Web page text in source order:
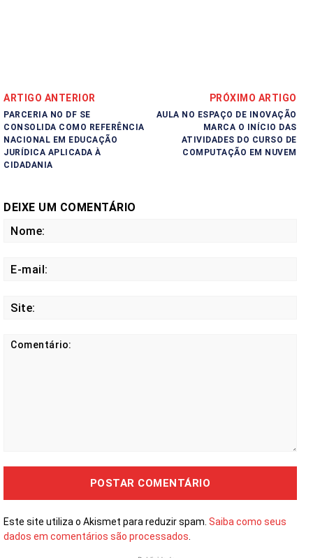
ARTIGO ANTERIOR
PARCERIA NO DF SE
CONSOLIDA COMO REFERÊNCIA
NACIONAL EM EDUCAÇÃO
JURÍDICA APLICADA À
CIDADANIA
PRÓXIMO ARTIGO
AULA NO ESPAÇO DE INOVAÇÃO
MARCA O INÍCIO DAS
ATIVIDADES DO CURSO DE
COMPUTAÇÃO EM NUVEM
DEIXE UM COMENTÁRIO
Este site utiliza o Akismet para reduzir spam. Saiba como seus
dados em comentários são processados.